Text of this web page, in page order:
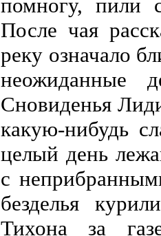
помногу, пили
После чая
реку означало
неожиданные
Сновиденья
какую-нибудь
целый день
с
безделья
Тихона за